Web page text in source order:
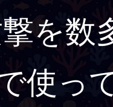
を数
使っ